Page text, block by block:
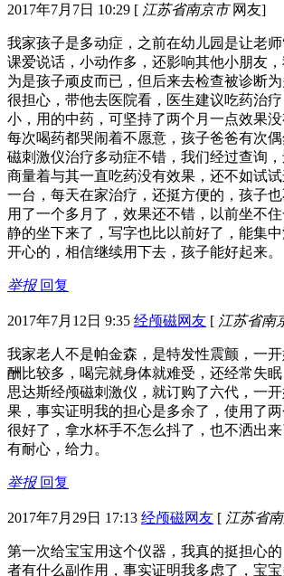
2017年7月7日 10:29 [ 江苏省南京市网友]
我家孩子是多动症，之前在幼儿园是让老师
课爱说话，小动作多，还影响其他小朋友
为是孩子顽皮而已，但后来去检查被诊断
很担心，带他去医院看，医生建议吃药治
小，用的中药，可坚持了两个月一点效果没
每次喝药都哭闹着不愿意，孩子爸爸有次
磁刺激仪治疗多动症不错，我们经过查询，
商量着与其一直吃药没有效果，还不如试
一台，每天在家治疗，还挺方便的，孩子
用了一个多月了，效果还不错，以前坐不
静的坐下来了，写字也比以前好了，能集
开心的，相信继续用下去，孩子能好起来。
举报 回复
2017年7月12日 9:35 经颅磁网友 [ 江苏省南
我家老人不是帕金森，是特发性震颤，一
酬比较多，喝完就身体就难受，还经常失
思达斯经颅磁刺激仪，就订购了六代，一
果，事实证明我的担心是多余了，使用了
很好了，拿水杯手不怎么抖了，也不洒出
有耐心，给力。
举报 回复
2017年7月29日 17:13 经颅磁网友 [ 江苏省
第一次给宝宝用这个仪器，我真的挺担心
者有什么副作用，事实证明我多虑了，宝